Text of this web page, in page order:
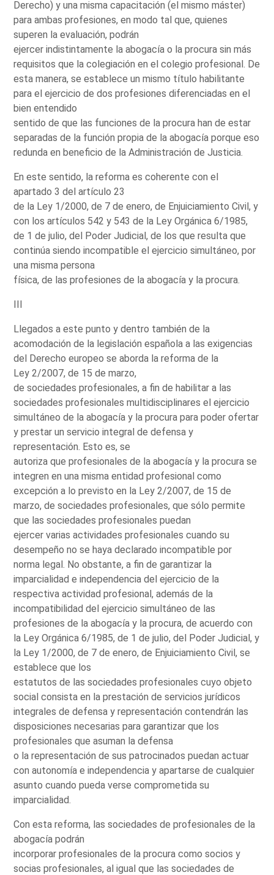
Derecho) y una misma capacitación (el mismo máster)
para ambas profesiones, en modo tal que, quienes
superen la evaluación, podrán
ejercer indistintamente la abogacía o la procura sin más
requisitos que la colegiación en el colegio profesional. De
esta manera, se establece un mismo título habilitante
para el ejercicio de dos profesiones diferenciadas en el
bien entendido
sentido de que las funciones de la procura han de estar
separadas de la función propia de la abogacía porque eso
redunda en beneficio de la Administración de Justicia.
En este sentido, la reforma es coherente con el
apartado 3 del artículo 23
de la Ley 1/2000, de 7 de enero, de Enjuiciamiento Civil, y
con los artículos 542 y 543 de la Ley Orgánica 6/1985,
de 1 de julio, del Poder Judicial, de los que resulta que
continúa siendo incompatible el ejercicio simultáneo, por
una misma persona
física, de las profesiones de la abogacía y la procura.
III
Llegados a este punto y dentro también de la
acomodación de la legislación española a las exigencias
del Derecho europeo se aborda la reforma de la
Ley 2/2007, de 15 de marzo,
de sociedades profesionales, a fin de habilitar a las
sociedades profesionales multidisciplinares el ejercicio
simultáneo de la abogacía y la procura para poder ofertar
y prestar un servicio integral de defensa y
representación. Esto es, se
autoriza que profesionales de la abogacía y la procura se
integren en una misma entidad profesional como
excepción a lo previsto en la Ley 2/2007, de 15 de
marzo, de sociedades profesionales, que sólo permite
que las sociedades profesionales puedan
ejercer varias actividades profesionales cuando su
desempeño no se haya declarado incompatible por
norma legal. No obstante, a fin de garantizar la
imparcialidad e independencia del ejercicio de la
respectiva actividad profesional, además de la
incompatibilidad del ejercicio simultáneo de las
profesiones de la abogacía y la procura, de acuerdo con
la Ley Orgánica 6/1985, de 1 de julio, del Poder Judicial, y
la Ley 1/2000, de 7 de enero, de Enjuiciamiento Civil, se
establece que los
estatutos de las sociedades profesionales cuyo objeto
social consista en la prestación de servicios jurídicos
integrales de defensa y representación contendrán las
disposiciones necesarias para garantizar que los
profesionales que asuman la defensa
o la representación de sus patrocinados puedan actuar
con autonomía e independencia y apartarse de cualquier
asunto cuando pueda verse comprometida su
imparcialidad.
Con esta reforma, las sociedades de profesionales de la
abogacía podrán
incorporar profesionales de la procura como socios y
socias profesionales, al igual que las sociedades de